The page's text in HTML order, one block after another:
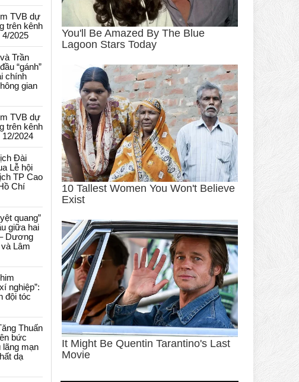
TVB dự
trên kênh
4/2025
Trần
“gánh”
chính
gian
TVB dự
trên kênh
12/2024
Đài
Lễ hội
TP Cao
Chí
quang”
giữa hai
Dương
Lâm
nghiệp”:
đội tóc
Thuấn
bức
lãng mạn
dạ